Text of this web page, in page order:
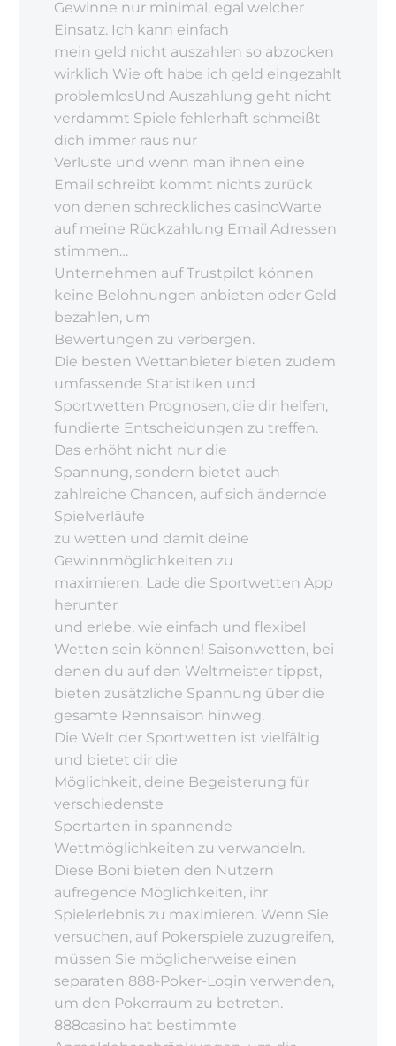
Gewinne nur minimal, egal welcher
Einsatz. Ich kann einfach
mein geld nicht auszahlen so abzocken
wirklich Wie oft habe ich geld eingezahlt
problemlosUnd Auszahlung geht nicht
verdammt Spiele fehlerhaft schmeißt
dich immer raus nur
Verluste und wenn man ihnen eine
Email schreibt kommt nichts zurück
von denen schreckliches casinoWarte
auf meine Rückzahlung Email Adressen
stimmen…
Unternehmen auf Trustpilot können
keine Belohnungen anbieten oder Geld
bezahlen, um
Bewertungen zu verbergen.
Die besten Wettanbieter bieten zudem
umfassende Statistiken und
Sportwetten Prognosen, die dir helfen,
fundierte Entscheidungen zu treffen.
Das erhöht nicht nur die
Spannung, sondern bietet auch
zahlreiche Chancen, auf sich ändernde
Spielverläufe
zu wetten und damit deine
Gewinnmöglichkeiten zu
maximieren. Lade die Sportwetten App
herunter
und erlebe, wie einfach und flexibel
Wetten sein können! Saisonwetten, bei
denen du auf den Weltmeister tippst,
bieten zusätzliche Spannung über die
gesamte Rennsaison hinweg.
Die Welt der Sportwetten ist vielfältig
und bietet dir die
Möglichkeit, deine Begeisterung für
verschiedenste
Sportarten in spannende
Wettmöglichkeiten zu verwandeln.
Diese Boni bieten den Nutzern
aufregende Möglichkeiten, ihr
Spielerlebnis zu maximieren. Wenn Sie
versuchen, auf Pokerspiele zuzugreifen,
müssen Sie möglicherweise einen
separaten 888-Poker-Login verwenden,
um den Pokerraum zu betreten.
888casino hat bestimmte